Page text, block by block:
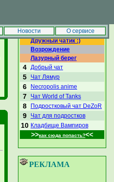
Новости О сервисе
ЛУЧШИЕ ЧАТЫ
Дружный чатик :)
Возрождение
Лазурный берег
4 Добрый чат
5 Чат Лямур
6 Necropolis anime
7 Чат World of Tanks
8 Подростковый чат DeZoR
9 Чат для подростков
10 Кладбище Вампиров
>>как сюда попасть?<<
РЕКЛАМА